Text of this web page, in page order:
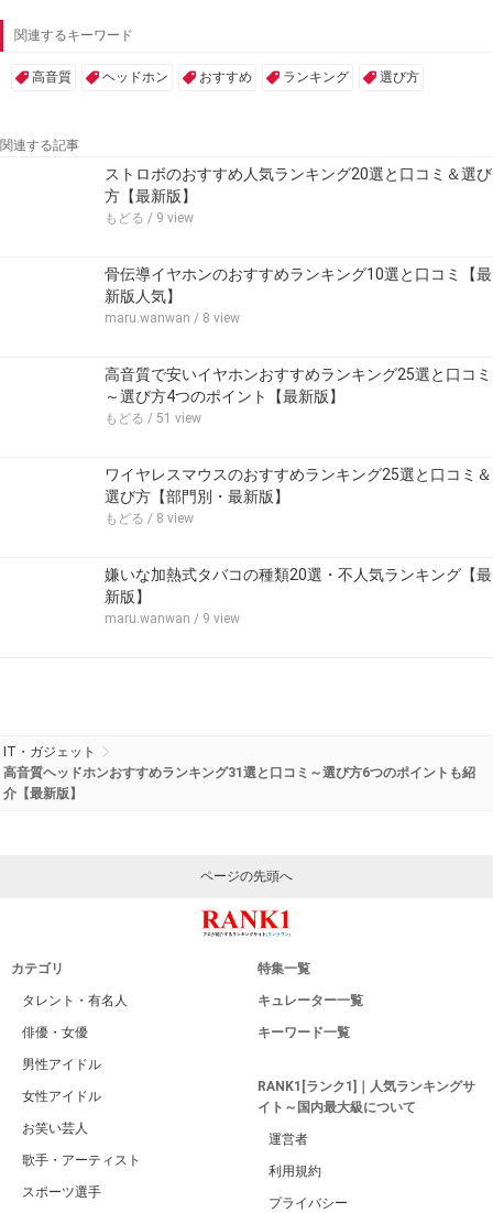
関連するキーワード
高音質 ヘッドホン おすすめ ランキング 選び方
関連する記事
ストロボのおすすめ人気ランキング20選と口コミ＆選び
方【最新版】
もどる / 9 view
骨伝導イヤホンのおすすめランキング10選と口コミ【最
新版人気】
maru.wanwan / 8 view
高音質で安いイヤホンおすすめランキング25選と口コミ
～選び方4つのポイント【最新版】
もどる / 51 view
ワイヤレスマウスのおすすめランキング25選と口コミ＆
選び方【部門別・最新版】
もどる / 8 view
嫌いな加熱式タバコの種類20選・不人気ランキング【最
新版】
maru.wanwan / 9 view
IT・ガジェット
高音質ヘッドホンおすすめランキング31選と口コミ～選び方6つのポイントも紹
介【最新版】
ページの先頭へ
カテゴリ
タレント・有名人
俳優・女優
男性アイドル
女性アイドル
お笑い芸人
歌手・アーティスト
スポーツ選手
特集一覧
キュレーター一覧
キーワード一覧
RANK1[ランク1]｜人気ランキングサ
イト～国内最大級について
運営者
利用規約
プライバシー